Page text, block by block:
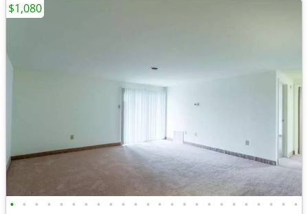
• • • • • • • • • • • • • • • • • • • • • • • •
$1,080